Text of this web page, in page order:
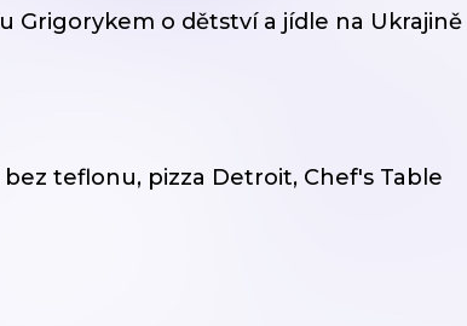
Grigorykem o dětství a jídle na Ukrajině
teflonu, pizza Detroit, Chef's Table